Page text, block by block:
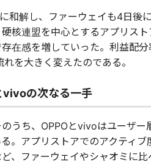
和解し、ファーウェイも4日後
核連盟を中心とするアプリスト
在感を増していった。利益配分
を大きく変えたのである。
vivoの次なる一手
うち、OPPOとvivoはユーザー
。アプリストアでのアクティブ
、ファーウェイやシャオミに比